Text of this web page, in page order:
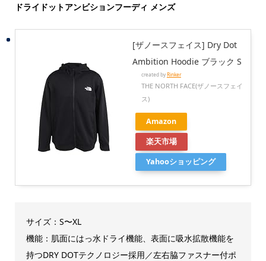
ドライドットアンビションフーディ メンズ
[ザノースフェイス] Dry Dot
Ambition Hoodie ブラック S
created byRinker
THE NORTH FACE(ザノースフェイ
ス)
Amazon
楽天市場
Yahooショッピング
サイズ：S〜XL
機能：肌面にはっ水ドライ機能、表面に吸水拡散機能を
持つDRY DOTテクノロジー採用／左右脇ファスナー付ポ